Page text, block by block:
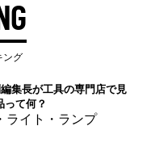
ング
集長が工具の専門店で見
って何？
ライト・ランプ